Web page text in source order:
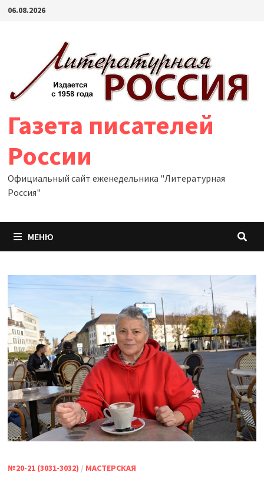
Перейти
06.08.2026
Газета писателей
России
Официальный сайт еженедельника "Литературная
Россия"
МЕНЮ
№20-21 (3031-3032) / МАСТЕРСКАЯ